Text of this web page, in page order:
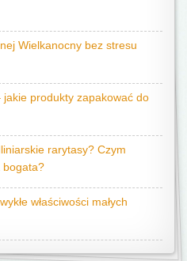
Wielkanocny bez stresu
jakie produkty zapakować do
rarytasy? Czym
bogata?
właściwości małych